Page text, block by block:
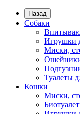
Назад
Собаки
Игрушки
Миски,
Туалеты
Кошки
Миски,